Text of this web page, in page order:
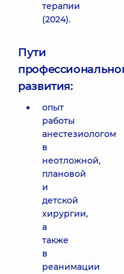
терапии
(2024).
Пути
развития:
опыт
работы
анестезиологом
в
неотложной,
плановой
и
детской
хирургии,
а
также
в
реанимации